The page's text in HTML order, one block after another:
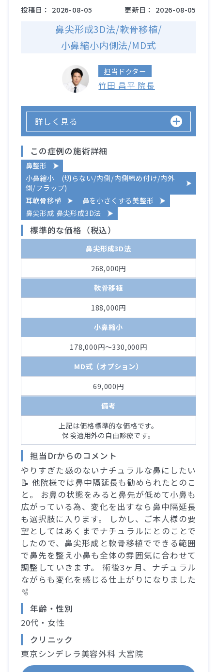
投稿日： 2026-08-05 更新日： 2026-08-05
鼻尖形成3D法/軟骨移植/
小鼻縮小内側法/MD式
担当ドクター
竹田 昌平 院長
詳しく見る
この症例の施術詳細
鼻整形
小鼻縮小 (切らない/内側/内側締め付け/内外
側/フラップ)
耳軟骨移植
鼻を小さくする美整形
鼻尖形成 鼻尖形成3D法
標準的な価格（税込）
鼻尖形成3D法
268,000円
軟骨移植
188,000円
小鼻縮小
178,000円～330,000円
MD式（オプション）
69,000円
備考
上記は価格標準的な価格です。
保険適用外の自由診療です。
担当Drからのコメント
やりすぎた感のないナチュラルな鼻にしたい
📝 他院様では鼻中隔延長も勧められたとのこ
と。 お鼻の状態をみると鼻先が低めて小鼻も
広がっている為、変化を出すなら鼻中隔延長
も選択肢に入ります。 しかし、ご本人様の要
望としてはあくまでナチュラルにとのことで
したので、鼻尖形成と軟骨移植でできる範囲
で鼻先を整え小鼻も全体の雰囲気に合わせて
調整していきます。 術後3ヶ月、ナチュラル
ながらも変化を感じる仕上がりになりました
🫧
年齢・性別
20代・女性
クリニック
東京シンデレラ美容外科 大宮院